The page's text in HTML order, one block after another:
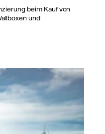
beim Kauf von
und